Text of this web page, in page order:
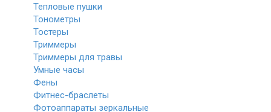
Тепловые пушки
Тонометры
Тостеры
Триммеры
Триммеры для травы
Умные часы
Фены
Фитнес-браслеты
Фотоаппараты зеркальные